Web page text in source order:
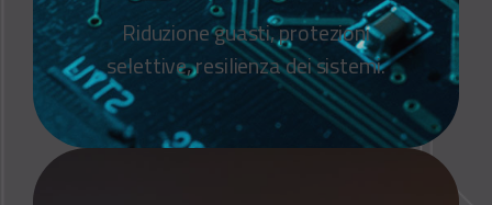
Riduzione guasti, protezioni
selettive, resilienza dei sistemi.